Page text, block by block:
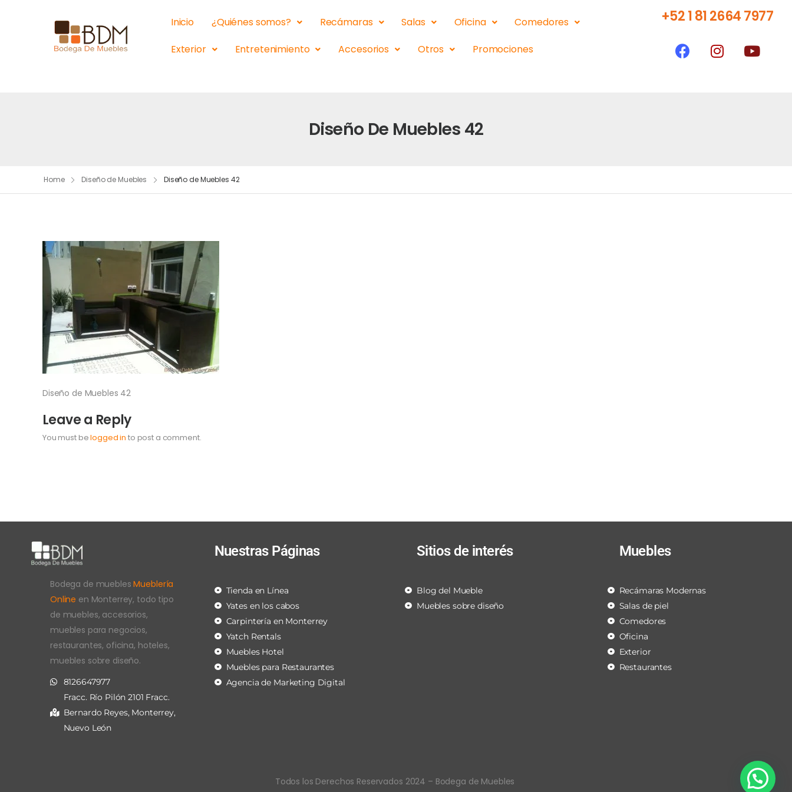
Inicio ¿Quiénes somos? Recámaras Salas Oficina
Comedores
Exterior
Entretenimiento Accesorios Otros Promociones
+52 1 81 2664 7977
Diseño De Muebles 42
Home Diseño de Muebles Diseño de Muebles 42
Diseño de Muebles 42
Leave a Reply
You must belogged in to post a comment.
Bodega de mueblesMueblería
Online en Monterrey, todo tipo
de muebles, accesorios,
muebles para negocios,
restaurantes, oficina, hoteles,
muebles sobre diseño.
8126647977
Fracc. Río Pilón 2101 Fracc.
Bernardo Reyes, Monterrey,
Nuevo León
Nuestras Páginas
Tienda en Línea
Yates en los cabos
Carpintería en Monterrey
Yatch Rentals
Muebles Hotel
Muebles para Restaurantes
Agencia de Marketing Digital
Sitios de interés
Blog del Mueble
Muebles sobre diseño
Muebles
Recámaras Modernas
Salas de piel
Comedores
Oficina
Exterior
Restaurantes
Todos los Derechos Reservados 2024 – Bodega de Muebles